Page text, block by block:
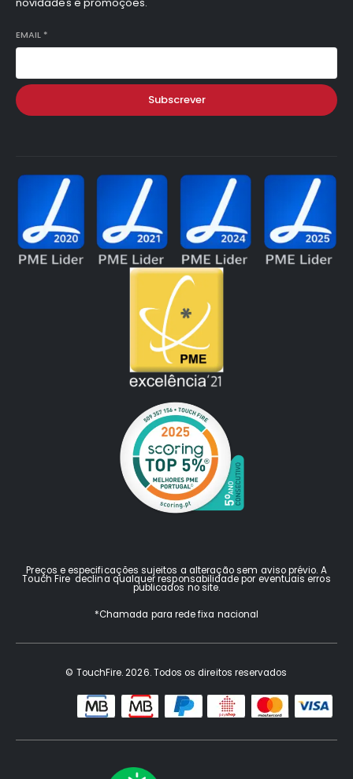
EMAIL *
Subscrever
Preços e especificações sujeitos a alteração sem aviso prévio. A
Touch Fire declina qualquer responsabilidade por eventuais erros
publicados no site.
*Chamada para rede fixa nacional
© TouchFire. 2026. Todos os direitos reservados